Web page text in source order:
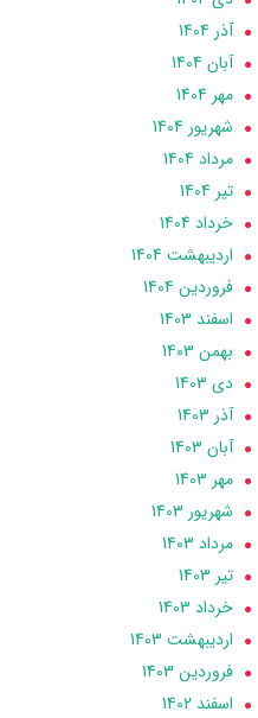
آذر 1404
آبان 1404
مهر 1404
شهریور 1404
مرداد 1404
تير 1404
خرداد 1404
ارديبهشت 1404
فروردین 1404
اسفند 1403
بهمن 1403
دی 1403
آذر 1403
آبان 1403
مهر 1403
شهریور 1403
مرداد 1403
تير 1403
خرداد 1403
ارديبهشت 1403
فروردین 1403
اسفند 1402